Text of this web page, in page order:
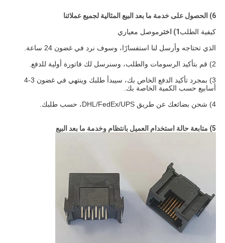
6) الحصول على خدمة ما بعد البيع المثالية لجميع عملائنا
كيفية الطلب 1) اختر
موصل معياري
الذي تحتاجه وأرسل لنا استفسارًا، وسوف نرد في غضون 24 ساعة.
2) قم بتأكيد الرسومات والطلب، وسنرسل لك فاتورة أولية للدفع.
3) بمجرد تأكيد الدفع الخاص بك، سيبدأ طلبك وينتهي في غضون 3-4
أسابيع حسب الكمية الخاصة بك.
4) شحن بضائعك عن طريق DHL/FedEx/UPS، حسب طلبك.
5) متابعة حالة استخدام العميل بانتظام وخدمة ما بعد البيع